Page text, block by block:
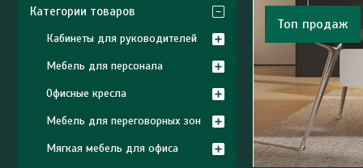
Топ продаж
Категории товаров
Кабинеты для руководителей
Мебель для персонала
Офисные кресла
Мебель для переговорных зон
Мягкая мебель для офиса